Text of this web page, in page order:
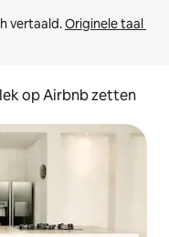
vertaald. Originele taal
op Airbnb zetten